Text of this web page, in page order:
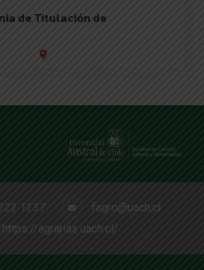
de Titulación de
1237
fagro@uach.cl
https://agrarias.uach.cl/